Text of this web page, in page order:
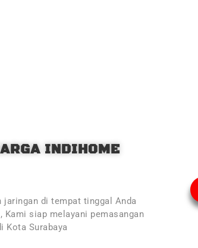
INDIHOME
di tempat tinggal Anda
Kami siap melayani pemasangan
Kota Surabaya